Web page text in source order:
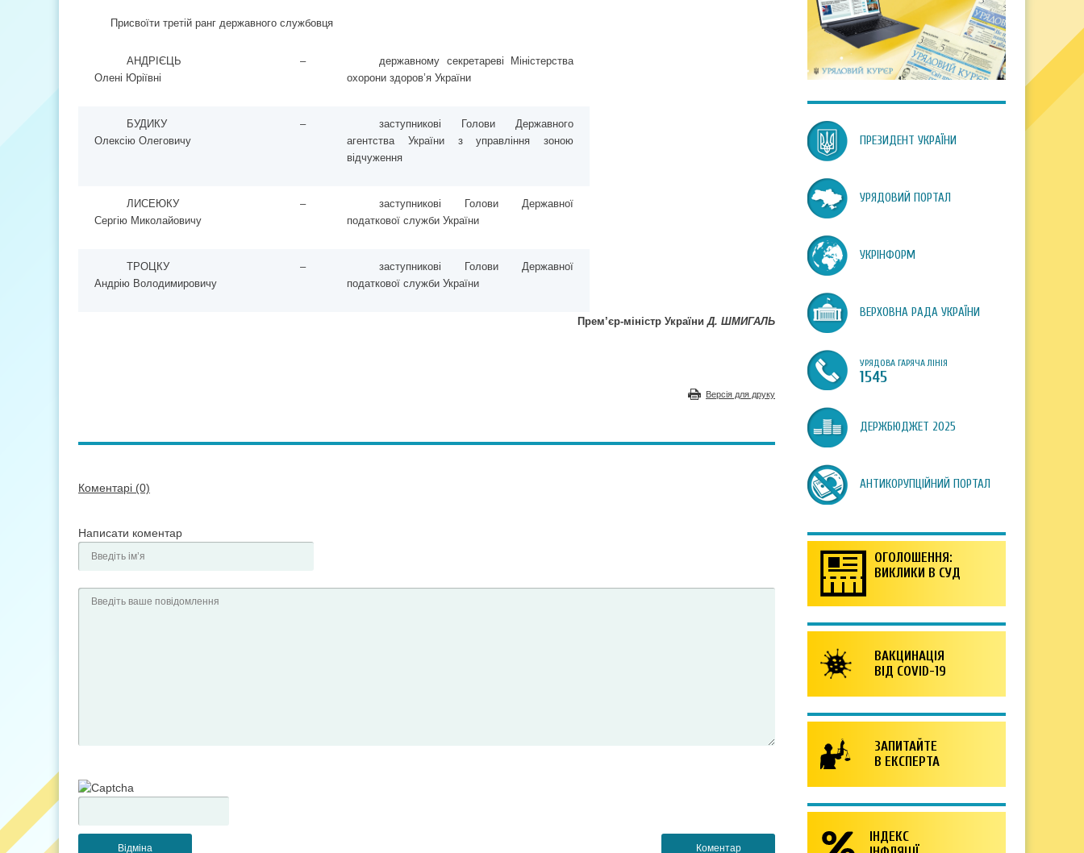
Присвоїти третій ранг державного службовця
АНДРІЄЦЬ
Олені Юріївні
–
державному секретареві Міністерства
охорони здоров’я України
БУДИКУ
Олексію Олеговичу
–
заступникові Голови Державного
агентства України з управління зоною
відчуження
ЛИСЕЮКУ
Сергію Миколайовичу
–
заступникові Голови Державної
податкової служби України
ТРОЦКУ
Андрію Володимировичу
–
заступникові Голови Державної
податкової служби України
Прем’єр-міністр УкраїниД. ШМИГАЛЬ
Версія для друку
Коментарі (0)
Написати коментар
ПРЕЗИДЕНТ УКРАЇНИ
УРЯДОВИЙ ПОРТАЛ
УКРІНФОРМ
ВЕРХОВНА РАДА УКРАЇНИ
УРЯДОВА ГАРЯЧА ЛІНІЯ
1545
ДЕРЖБЮДЖЕТ 2025
АНТИКОРУПЦІЙНИЙ ПОРТАЛ
ОГОЛОШЕННЯ:
ВИКЛИКИ В СУД
ВАКЦИНАЦІЯ
ВІД COVID-19
ЗАПИТАЙТЕ
В ЕКСПЕРТА
ІНДЕКС